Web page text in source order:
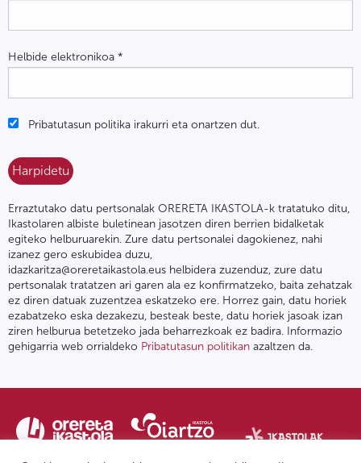
Helbide elektronikoa *
Pribatutasun politika irakurri eta onartzen dut.
Erraztutako datu pertsonalak ORERETA IKASTOLA-k tratatuko ditu,
Ikastolaren albiste buletinean jasotzen diren berrien bidalketak
egiteko helburuarekin. Zure datu pertsonalei dagokienez, nahi
izanez gero eskubidea duzu,
idazkaritza@oreretaikastola.eus helbidera zuzenduz, zure datu
pertsonalak tratatzen ari garen ala ez konfirmatzeko, baita zehatzak
ez diren datuak zuzentzea eskatzeko ere. Horrez gain, datu horiek
ezabatzeko eska dezakezu, besteak beste, datu horiek jasoak izan
ziren helburua betetzeko jada beharrezkoak ez badira. Informazio
gehigarria web orrialdeko Pribatutasun politikan azaltzen da.